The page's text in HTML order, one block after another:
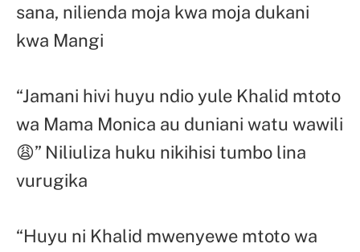
sana, nilienda moja kwa moja dukani
kwa Mangi
“Jamani hivi huyu ndio yule Khalid mtoto
wa Mama Monica au duniani watu wawili
😩” Niliuliza huku nikihisi tumbo lina
vurugika
“Huyu ni Khalid mwenyewe mtoto wa